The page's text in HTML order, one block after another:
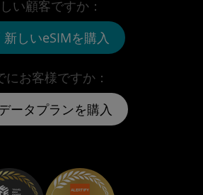
にお客様ですか：
ータプランを購入
い顧客ですか：
新しいeSIMを購入